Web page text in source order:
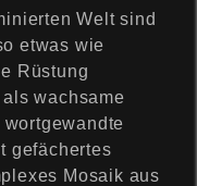
Welt sind
etwas wie
Rüstung
wachsame
wortgewandte
gefächertes
Mosaik aus